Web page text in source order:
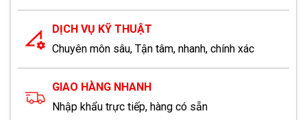
DỊCH VỤ KỸ THUẬT
Chuyên môn sâu, Tận tâm, nhanh, chính xác
GIAO HÀNG NHANH
Nhập khẩu trực tiếp, hàng có sẵn